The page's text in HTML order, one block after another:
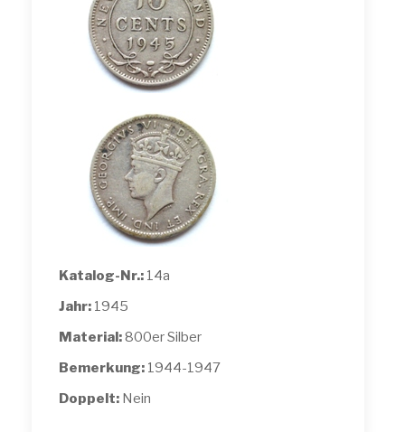
Katalog-Nr.: 14a
Jahr: 1945
Material:800er Silber
Bemerkung: 1944-1947
Doppelt: Nein